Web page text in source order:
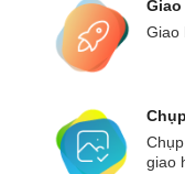
Giao
Giao
giao